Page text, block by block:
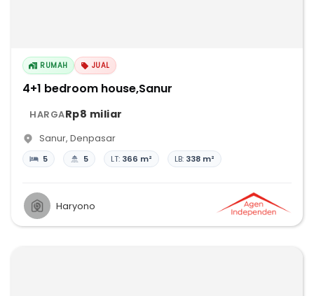
RUMAH JUAL
4+1 bedroom house,Sanur
HARGARp8 miliar
Sanur, Denpasar
5 5 LT: 366 m² LB: 338 m²
Haryono